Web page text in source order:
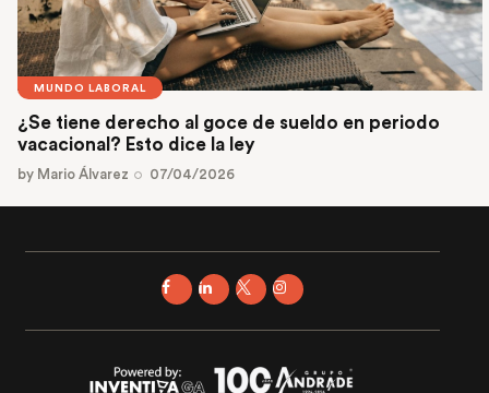
MUNDO LABORAL
¿Se tiene derecho al goce de sueldo en periodo
vacacional? Esto dice la ley
by Mario Álvarez 07/04/2026